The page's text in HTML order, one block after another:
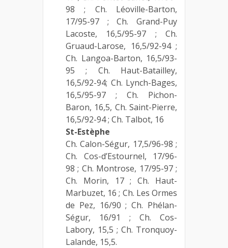
98 ; Ch. Léoville-Barton,
17/95-97 ; Ch. Grand-Puy
Lacoste, 16,5/95-97 ; Ch.
Gruaud-Larose, 16,5/92-94 ;
Ch. Langoa-Barton, 16,5/93-
95 ; Ch. Haut-Batailley,
16,5/92-94; Ch. Lynch-Bages,
16,5/95-97 ; Ch. Pichon-
Baron, 16,5, Ch. Saint-Pierre,
16,5/92-94 ; Ch. Talbot, 16
St-Estèphe
Ch. Calon-Ségur, 17,5/96-98 ;
Ch. Cos-d’Estournel, 17/96-
98 ; Ch. Montrose, 17/95-97 ;
Ch. Morin, 17 ; Ch. Haut-
Marbuzet, 16 ; Ch. Les Ormes
de Pez, 16/90 ; Ch. Phélan-
Ségur, 16/91 ; Ch. Cos-
Labory, 15,5 ; Ch. Tronquoy-
Lalande, 15,5.